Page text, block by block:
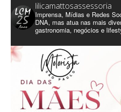
lilicamattosassessoria
Imprensa, Mídias e Redes
DNA, mas atua nas mais
gastronomia, negócios e